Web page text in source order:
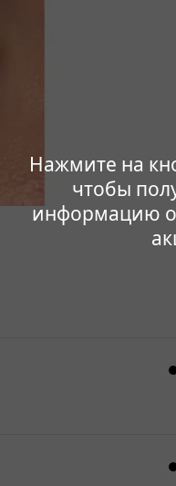
Нажмите на
чтобы
информацию о